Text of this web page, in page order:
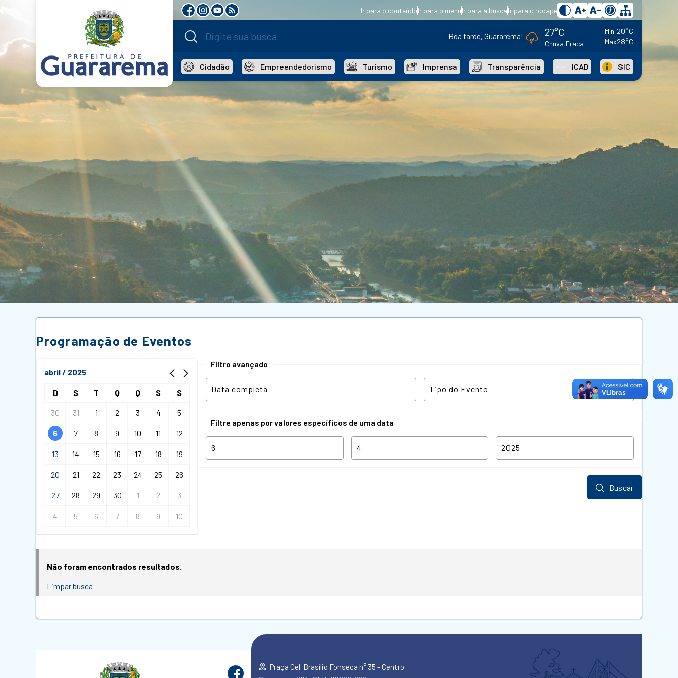
Ir para o conteúdoIr para o menuIr para a buscaIr para o rodapé
Boa tarde, Guararema! 27°C
Chuva Fraca
Min 20°C
Max28°C
Cidadão Empreendedorismo Turismo Imprensa Transparência ICAD SIC
Programação de Eventos
abril / 2025
D S T Q Q S S
30 31 1 2 3 4 5
6 7 8 9 10 11 12
13 14 15 16 17 18 19
20 21 22 23 24 25 26
27 28 29 30 1 2 3
4 5 6 7 8 9 10
Filtro avançado
Filtre apenas por valores específicos de uma data
Buscar
Não foram encontrados resultados.
Limpar busca
Praça Cel. Brasílio Fonseca n° 35 - Centro